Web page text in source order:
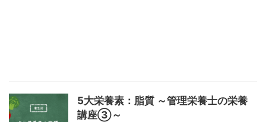
5大栄養素：脂質 ～管理栄養士の栄養
講座③～